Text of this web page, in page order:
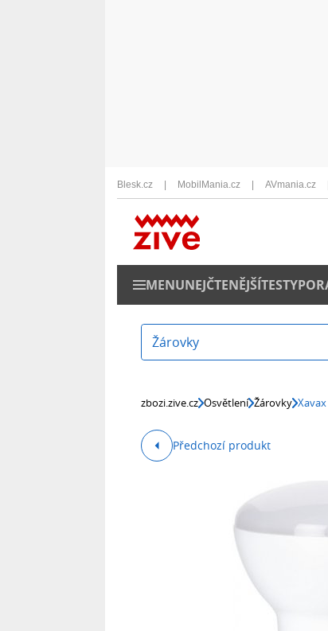
Blesk.cz MobilMania.cz AVmania.cz
MENUNEJČTENĚJŠÍTESTY
Žárovky
zbozi.zive.cz Osvětlení Žárovky
Předchozí produkt